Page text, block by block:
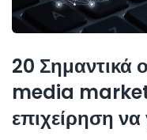
20 Σημαντικά
media
επιχείρηση να